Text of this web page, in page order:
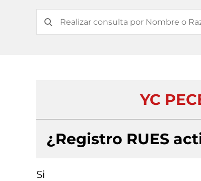
YC
¿Registro RUES
Si